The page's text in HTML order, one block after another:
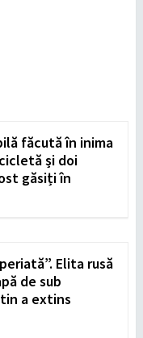
făcută în inima
și doi
găsiți în
Elita rusă
de sub
a extins